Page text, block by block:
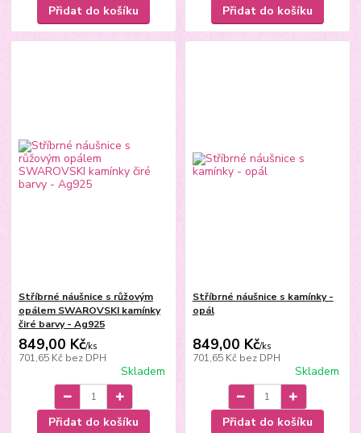
Přidat do košíku Přidat do košíku
Stříbrné náušnice s růžovým
opálem SWAROVSKI kamínky
čiré barvy - Ag925
849,00 Kč/ks
701,65 Kč bez DPH
Skladem
Přidat do košíku
Stříbrné náušnice s kamínky -
opál
849,00 Kč/ks
701,65 Kč bez DPH
Skladem
Přidat do košíku